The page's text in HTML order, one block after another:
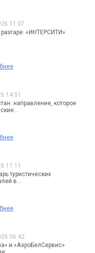
11:07
«ИНТЕРСИТИ»
14:51
направление, которое
11:11
туристических
в...
06:42
и «АэроБелСервис»